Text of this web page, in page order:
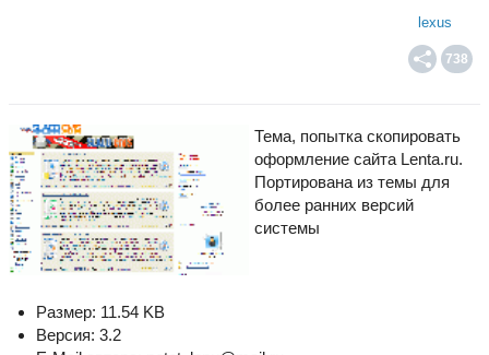
lexus
738
Тема, попытка скопировать
оформление сайта Lenta.ru.
Портирована из темы для
более ранних версий
системы
Размер: 11.54 KB
Версия: 3.2